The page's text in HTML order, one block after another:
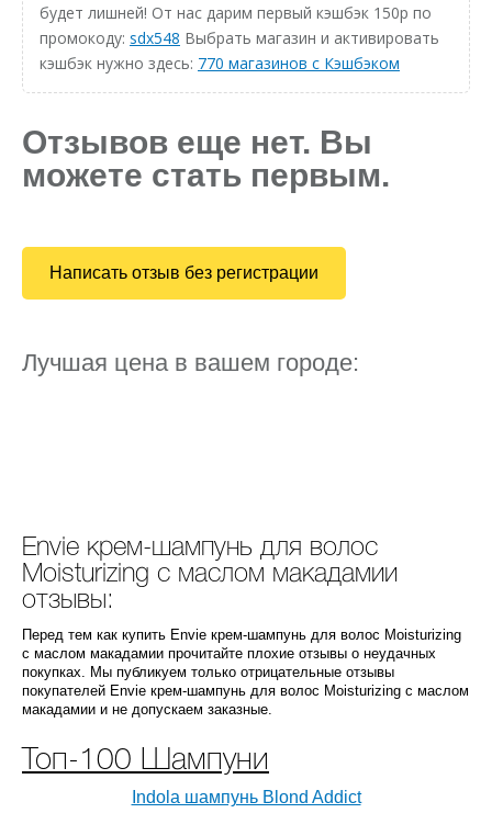
будет лишней! От нас дарим первый кэшбэк 150р по
промокоду: sdx548 Выбрать магазин и активировать
кэшбэк нужно здесь: 770 магазинов с Кэшбэком
Отзывов еще нет. Вы
можете стать первым.
Написать отзыв без регистрации
Лучшая цена в вашем городе:
Envie крем-шампунь для волос
Moisturizing с маслом макадамии
отзывы:
Перед тем как купить Envie крем-шампунь для волос Moisturizing
с маслом макадамии прочитайте плохие отзывы о неудачных
покупках. Мы публикуем только отрицательные отзывы
покупателей Envie крем-шампунь для волос Moisturizing с маслом
макадамии и не допускаем заказные.
Топ-100 Шампуни
Indola шампунь Blond Addict